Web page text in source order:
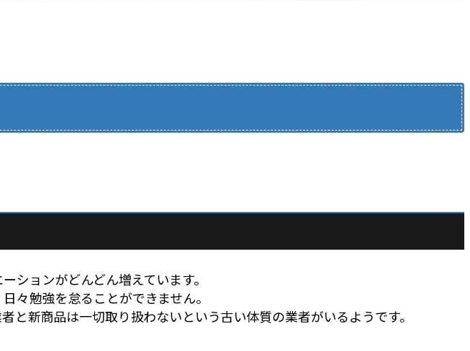
ションがどんどん増えています。
々勉強を怠ることができません。
新商品は一切取り扱わないという古い体質の業者がいるようです。